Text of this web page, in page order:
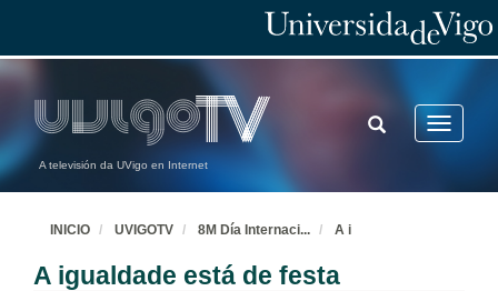
A televisión da UVigo en Internet
Toggle
TOGGLE
SEARCH
INICIO UVIGOTV 8M Día Internaci... A i
A igualdade está de festa